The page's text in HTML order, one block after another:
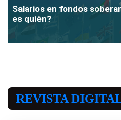
Salarios en fondos
es quién?
REVISTA